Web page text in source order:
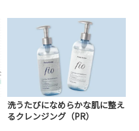
洗うたびになめらかな肌に整え
るクレンジング（PR）